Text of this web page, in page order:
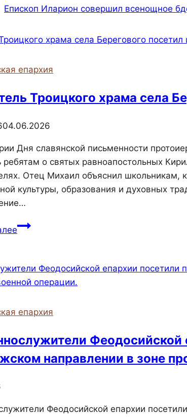
Епископ Иларион совершил всенощное
епархия
Троицкого храма села
04.06.2026
Дня славянской письменности
ребятам о святых равноапостольных
Отец Михаил объяснил школьникам,
культуры, образования и духовных
Настоятель
села
Берегового
епархия
Феодосийской
направлении в зоне
Феодосийской епархии